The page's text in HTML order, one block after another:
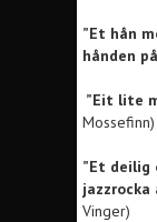
”Et hån
hånden
”Eit lite
Mossefinn)
”Et deilig
jazzrocka
Vinger)